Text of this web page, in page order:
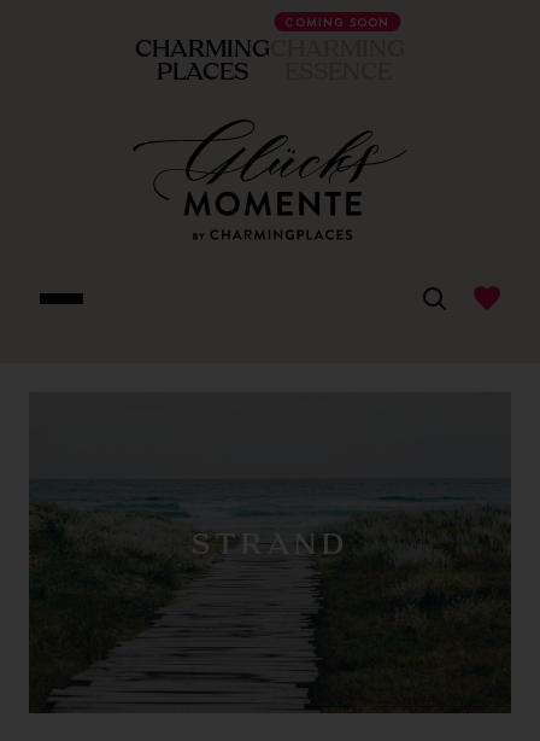
CHARMING
PLACES
COMING SOON
STRAND